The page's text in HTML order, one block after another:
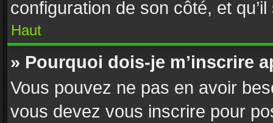
configuration de son côté, et
Haut
» Pourquoi dois-je m’inscrire
Vous pouvez ne pas en avoir
vous devez vous inscrire pour